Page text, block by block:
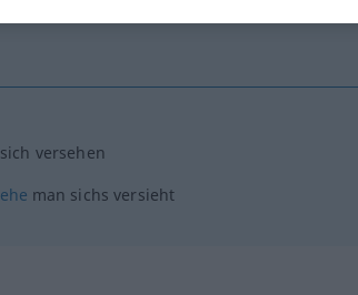
sich versehen
ehe man sichs versieht